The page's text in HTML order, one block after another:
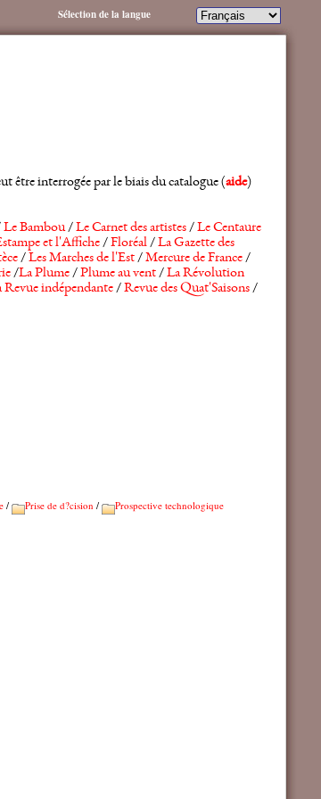
être interrogée par le biais du catalogue (aide)
Le Bambou/Le Carnet des artistes/Le Centaure
et l'Affiche/Floréal/La Gazette des
/Les Marches de l'Est/Mercure de France/
/La Plume/Plume au vent/La Révolution
Revue indépendante/Revue des Quat'Saisons/
/ Prise de d?cision /
Prospective technologique
Sélection de la langue